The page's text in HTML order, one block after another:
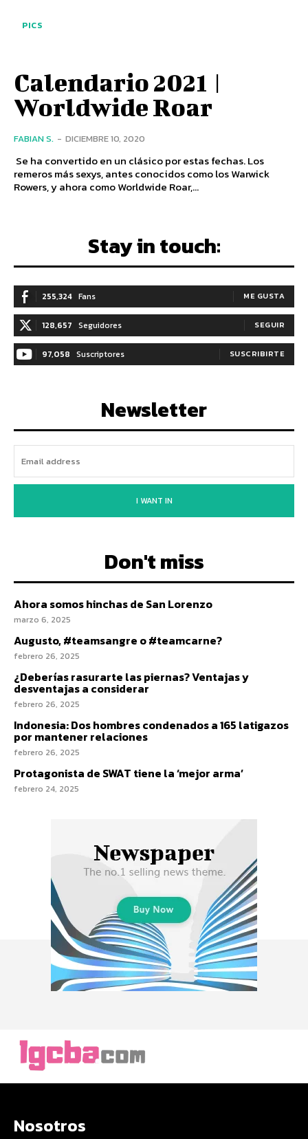
PICS
Calendario 2021 |
Worldwide Roar
FABIAN S. - DICIEMBRE 10, 2020
Se ha convertido en un clásico por estas fechas. Los
remeros más sexys, antes conocidos como los Warwick
Rowers, y ahora como Worldwide Roar,...
Stay in touch:
255,324 Fans ME GUSTA
128,657 Seguidores SEGUIR
97,058 Suscriptores SUSCRIBIRTE
Newsletter
I WANT IN
Don't miss
Ahora somos hinchas de San Lorenzo
marzo 6, 2025
Augusto, #teamsangre o #teamcarne?
febrero 26, 2025
¿Deberías rasurarte las piernas? Ventajas y
desventajas a considerar
febrero 26, 2025
Indonesia: Dos hombres condenados a 165 latigazos
por mantener relaciones
febrero 26, 2025
Protagonista de SWAT tiene la ‘mejor arma’
febrero 24, 2025
Nosotros